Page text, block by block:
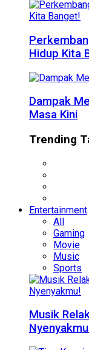
Hidup Kita
Dampak
Masa Kini
Trending
Entertainment
All
Gaming
Movie
Music
Sports
Musik